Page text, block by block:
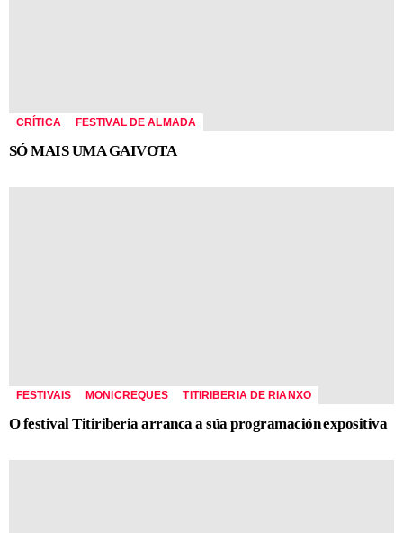
CRÍTICA FESTIVAL DE ALMADA
SÓ MAIS UMA GAIVOTA
FESTIVAIS MONICREQUES TITIRIBERIA DE RIANXO
O festival Titiriberia arranca a súa programación expositiva